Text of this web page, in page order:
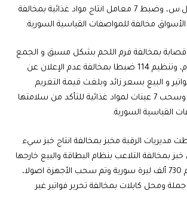
التغريم 3415500 / ل.س، وضبط 7 معامل انتاج مواد غذائية بمخالفة
مخالفة للمواصفات القياسية السورية.
بمخالفة فرم اللحم بشكل مسبق و الجمع
بين نوعين من اللحوم، وتنظيم 114 ضبطا بمخالفة عدم الإعلان عن
و البيع بسعر زائد وبلغت قيمة التغريم
17650000 / ل.س، وسحب 7 عينات لمواد غذائية للتأكد من سلامتها
القياسية السورية.
الرقبة مخبز بمخالفة انتاج خبز سيء
خبز بمخالفة التلاعب بنظام البطاقة والبيع خارجها
وبلغت قيمة التغريم 730 ألف ليرة سورية وتم سحب الأجهزة اصولا،
ومحل كابلات بمخالفة تحرير فواتير غير